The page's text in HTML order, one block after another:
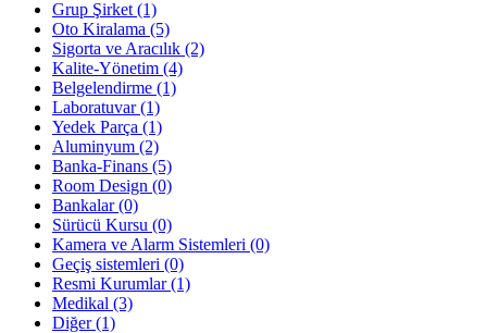
Grup Şirket (1)
Oto Kiralama (5)
Sigorta ve Aracılık (2)
Kalite-Yönetim (4)
Belgelendirme (1)
Laboratuvar(1)
Yedek Parça (1)
Aluminyum (2)
Banka-Finans (5)
Room Design (0)
Bankalar(0)
Sürücü Kursu (0)
Kamera ve Alarm Sistemleri (0)
Geçiş sistemleri (0)
Resmi Kurumlar(1)
Medikal (3)
Diğer(1)